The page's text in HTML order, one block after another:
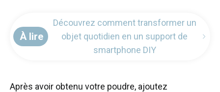
À lire
Découvrez comment transformer un
objet quotidien en un support de
smartphone DIY
Après avoir obtenu votre poudre, ajoutez